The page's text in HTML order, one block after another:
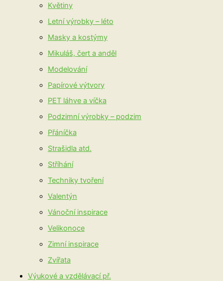
Květiny
Letní výrobky – léto
Masky a kostýmy
Mikuláš, čert a anděl
Modelování
Papírové výtvory
PET láhve a víčka
Podzimní výrobky – podzim
Přáníčka
Strašidla atd.
Stříhání
Techniky tvoření
Valentýn
Vánoční inspirace
Velikonoce
Zimní inspirace
Zvířata
Výukové a vzdělávací př.